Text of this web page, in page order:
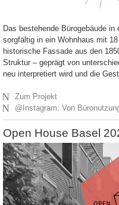
Das bestehende Bürogebäude
sorgfältig in ein Wohnhaus mit
historische Fassade aus den
Struktur – geprägt von
neu interpretiert wird und die
N Zum Projekt
N @Instagram: Von
Open House Basel